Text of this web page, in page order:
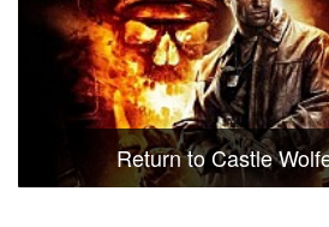
Return to Castle